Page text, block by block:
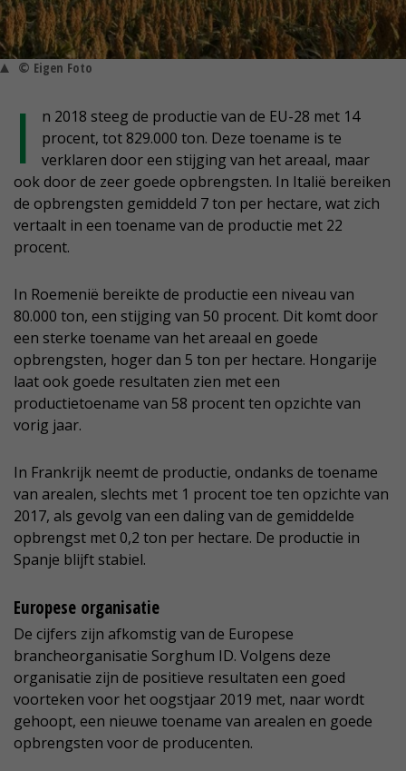
© Eigen Foto
I
n 2018 steeg de productie van de EU-28 met 14
procent, tot 829.000 ton. Deze toename is te
verklaren door een stijging van het areaal, maar
ook door de zeer goede opbrengsten. In Italië bereiken
de opbrengsten gemiddeld 7 ton per hectare, wat zich
vertaalt in een toename van de productie met 22
procent.
In Roemenië bereikte de productie een niveau van
80.000 ton, een stijging van 50 procent. Dit komt door
een sterke toename van het areaal en goede
opbrengsten, hoger dan 5 ton per hectare. Hongarije
laat ook goede resultaten zien met een
productietoename van 58 procent ten opzichte van
vorig jaar.
In Frankrijk neemt de productie, ondanks de toename
van arealen, slechts met 1 procent toe ten opzichte van
2017, als gevolg van een daling van de gemiddelde
opbrengst met 0,2 ton per hectare. De productie in
Spanje blijft stabiel.
Europese organisatie
De cijfers zijn afkomstig van de Europese
brancheorganisatie Sorghum ID. Volgens deze
organisatie zijn de positieve resultaten een goed
voorteken voor het oogstjaar 2019 met, naar wordt
gehoopt, een nieuwe toename van arealen en goede
opbrengsten voor de producenten.